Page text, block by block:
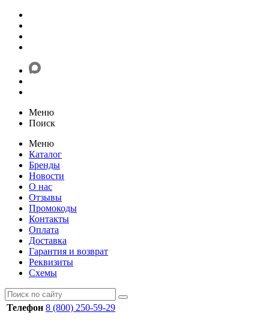
Меню
Поиск
Меню
Каталог
Бренды
Новости
О нас
Отзывы
Промокоды
Контакты
Оплата
Доставка
Гарантия и возврат
Реквизиты
Схемы
Телефон 8 (800) 250-59-29